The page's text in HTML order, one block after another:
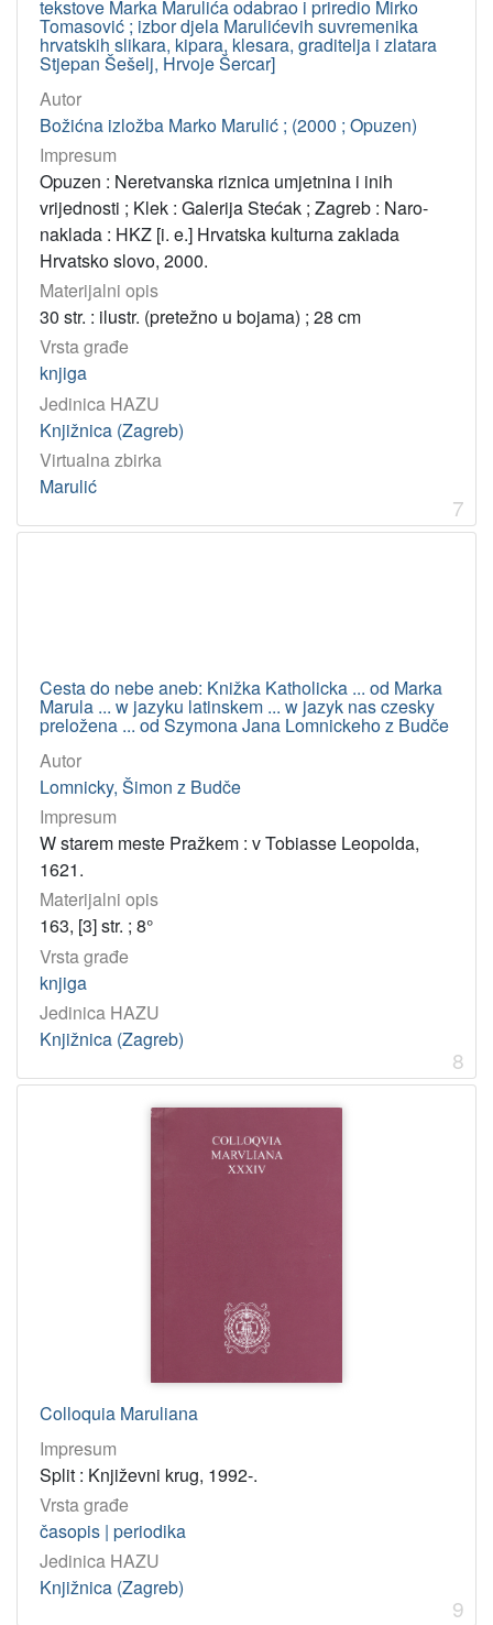
1998
2003
1976
1925
2022
2005
1955
2004
2007
1994
1996
1989
1979
6
CC BY-ND
tekstove Marka Marulića odabrao i priredio Mirko
Tomasović ; izbor djela Marulićevih suvremenika
hrvatskih slikara, kipara, klesara, graditelja i zlatara
Stjepan Šešelj, Hrvoje Šercar]
Autor
Božićna izložba Marko Marulić ; (2000 ; Opuzen)
Impresum
Opuzen : Neretvanska riznica umjetnina i inih
vrijednosti ; Klek : Galerija Stećak ; Zagreb : Naro-
naklada : HKZ [i. e.] Hrvatska kulturna zaklada
Hrvatsko slovo, 2000.
Materijalni opis
30 str. : ilustr. (pretežno u bojama) ; 28 cm
Vrsta građe
knjiga
Jedinica HAZU
Knjižnica (Zagreb)
Virtualna zbirka
Marulić
7
Cesta do nebe aneb: Knižka Katholicka ... od Marka
Marula ... w jazyku latinskem ... w jazyk nas czesky
preložena ... od Szymona Jana Lomnickeho z Budče
Autor
Lomnicky, Šimon z Budče
Impresum
W starem meste Pražkem : v Tobiasse Leopolda,
1621.
Materijalni opis
163, [3] str. ; 8°
Vrsta građe
knjiga
Jedinica HAZU
Knjižnica (Zagreb)
8
Colloquia Maruliana
Impresum
Split : Književni krug, 1992-.
Vrsta građe
časopis | periodika
Jedinica HAZU
Knjižnica (Zagreb)
9